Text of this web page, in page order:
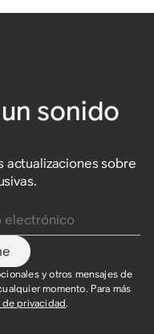
sonido
actualizaciones sobre
y otros mensajes de
momento. Para más
de privacidad.